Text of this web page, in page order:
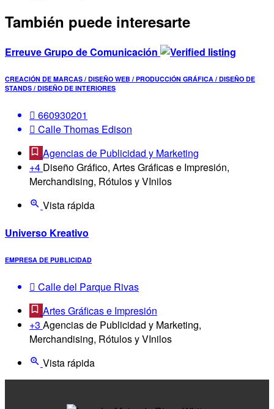
También puede interesarte
Erreuve Grupo de Comunicación
CREACIÓN DE MARCAS / DISEÑO WEB / PRODUCCIÓN GRÁFICA / DISEÑO DE
STANDS / DISEÑO DE INTERIORES
660930201
Calle Thomas Edison
Agencias de Publicidad y Marketing
+4 Diseño Gráfico, Artes Gráficas e Impresión,
Merchandising, Rótulos y VInilos
Vista rápida
Universo Kreativo
EMPRESA DE PUBLICIDAD
Calle del Parque Rivas
Artes Gráficas e Impresión
+3 Agencias de Publicidad y Marketing,
Merchandising, Rótulos y VInilos
Vista rápida